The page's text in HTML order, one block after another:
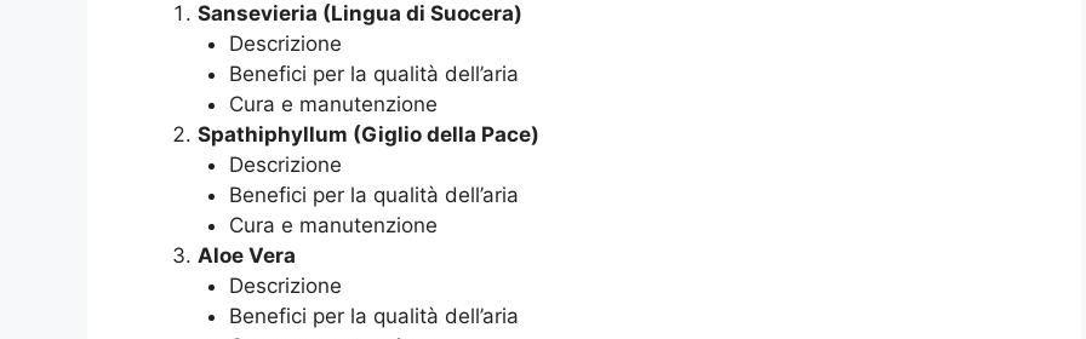
Sansevieria (Lingua di Suocera)
Descrizione
Benefici per la qualità dell’aria
Cura e manutenzione
Spathiphyllum (Giglio della Pace)
Descrizione
Benefici per la qualità dell’aria
Cura e manutenzione
Aloe Vera
Descrizione
Benefici per la qualità dell’aria